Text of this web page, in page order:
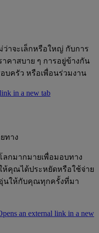
ว่าจะเล็กหรือใหญ่ กับการ
คาสบาย ๆ การอยู่ข้างกัน
บครัว หรือเพื่อนร่วมงาน
in a new tab
ทาง
ลกมากมายเพื่อมอบทาง
คุณได้ประหยัดหรือใช้จ่าย
นให้กับคุณทุกครั้งที่มา
an external link in a new